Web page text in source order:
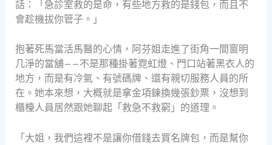
話：「急診室救的是命，有些地方救的是錢包，而且不
會趁機拔你管子。」
抱著死馬當活馬醫的心情，阿芬姐走進了街角一間窗明
几淨的當舖——不是那種掛著霓虹燈、門口站著黑衣人的
地方，而是有冷氣、有號碼牌、還有親切服務人員的所
在。她本來想，大概就是拿金項鍊換幾張鈔票，沒想到
櫃檯人員居然跟她聊起「救急不救窮」的道理。
「大姐，我們這裡不是讓你借錢去買名牌包，而是幫你